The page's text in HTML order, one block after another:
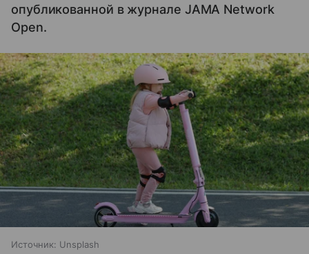
опубликованной в журнале JAMA Network
Open.
Источник: Unsplash